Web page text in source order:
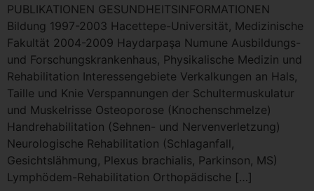
PUBLIKATIONEN GESUNDHEITSINFORMATIONEN
Bildung 1997-2003 Hacettepe-Universität, Medizinische
Fakultät 2004-2009 Haydarpaşa Numune Ausbildungs-
und Forschungskrankenhaus, Physikalische Medizin und
Rehabilitation Interessengebiete Verkalkungen an Hals,
Taille und Knie Verspannungen der Schultermuskulatur
und Muskelrisse Osteoporose (Knochenschmelze)
Handrehabilitation (Sehnen- und Nervenverletzung)
Neurologische Rehabilitation (Schlaganfall,
Gesichtslähmung, Plexus brachialis, Parkinson, MS)
Lymphödem-Rehabilitation Orthopädische […]